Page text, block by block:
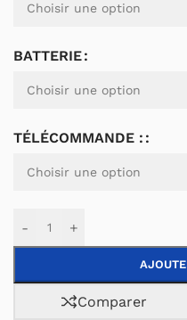
BATTERIE
TÉLÉCOMMANDE :
- +
Comparer